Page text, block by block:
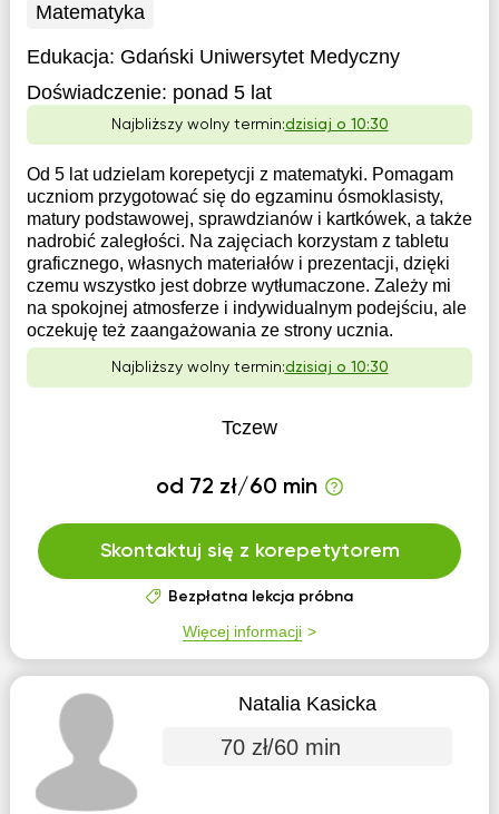
Matematyka
Edukacja: Gdański Uniwersytet Medyczny
Doświadczenie: ponad 5 lat
Najbliższy wolny termin:dzisiaj o 10:30
Od 5 lat udzielam korepetycji z matematyki. Pomagam
uczniom przygotować się do egzaminu ósmoklasisty,
matury podstawowej, sprawdzianów i kartkówek, a także
nadrobić zaległości. Na zajęciach korzystam z tabletu
graficznego, własnych materiałów i prezentacji, dzięki
czemu wszystko jest dobrze wytłumaczone. Zależy mi
na spokojnej atmosferze i indywidualnym podejściu, ale
oczekuję też zaangażowania ze strony ucznia.
Najbliższy wolny termin:dzisiaj o 10:30
Tczew
od 72 zł/60 min
Skontaktuj się z korepetytorem
Bezpłatna lekcja próbna
Więcej informacji
Natalia Kasicka
70 zł/60 min